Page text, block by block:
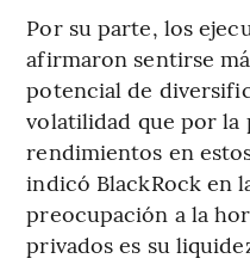
Por su parte, los
afirmaron sentirse
potencial de
volatilidad que por la
rendimientos en
indicó BlackRock en
preocupación a la
privados es su